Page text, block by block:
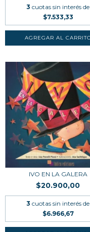
3 cuotas sin interés de
$7.533,33
IVO EN LA GALERA
$20.900,00
3 cuotas sin interés de
$6.966,67